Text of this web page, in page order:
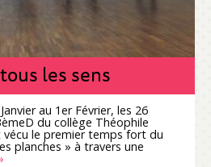
les sens
au 1er Février, les 26
du collège Théophile
le premier temps fort du
planches » à travers une